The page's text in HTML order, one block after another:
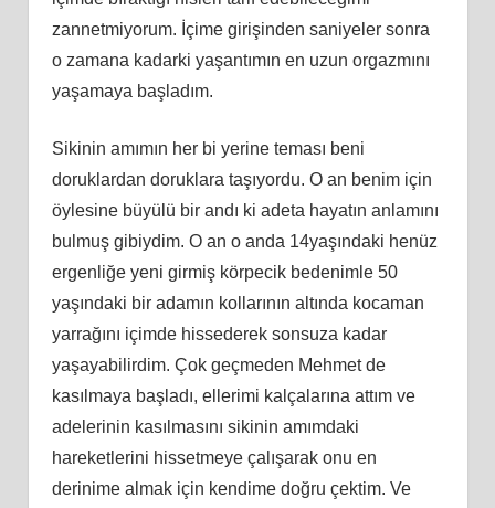
zannetmiyorum. İçime girişinden saniyeler sonra
o zamana kadarki yaşantımın en uzun orgazmını
yaşamaya başladım.
Sikinin amımın her bi yerine teması beni
doruklardan doruklara taşıyordu. O an benim için
öylesine büyülü bir andı ki adeta hayatın anlamını
bulmuş gibiydim. O an o anda 14yaşındaki henüz
ergenliğe yeni girmiş körpecik bedenimle 50
yaşındaki bir adamın kollarının altında kocaman
yarrağını içimde hissederek sonsuza kadar
yaşayabilirdim. Çok geçmeden Mehmet de
kasılmaya başladı, ellerimi kalçalarına attım ve
adelerinin kasılmasını sikinin amımdaki
hareketlerini hissetmeye çalışarak onu en
derinime almak için kendime doğru çektim. Ve